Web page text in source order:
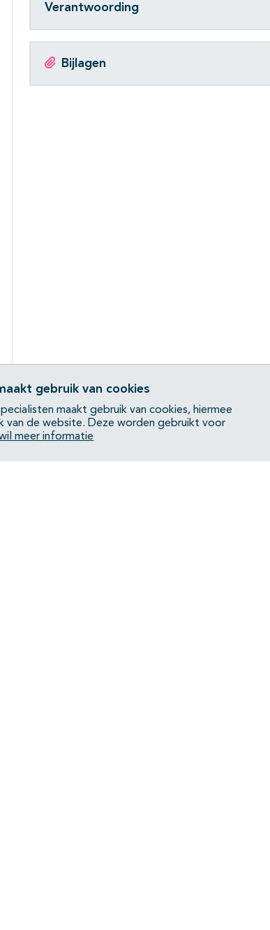
Verantwoording
Bijlagen
gebruik van cookies
maakt gebruik van cookies, hiermee
van de website. Deze worden gebruikt voor
wil meer informatie